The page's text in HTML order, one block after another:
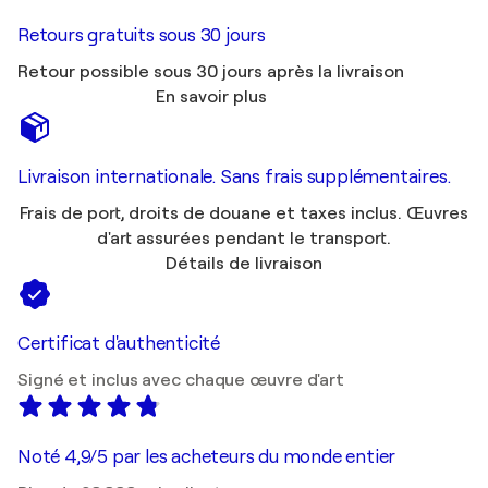
Retours gratuits sous 30 jours
Retour possible sous 30 jours après la livraison
En savoir plus
Livraison internationale. Sans frais supplémentaires.
Frais de port, droits de douane et taxes inclus. Œuvres
d'art assurées pendant le transport.
Détails de livraison
Certificat d'authenticité
Signé et inclus avec chaque œuvre d'art
Noté 4,9/5 par les acheteurs du monde entier